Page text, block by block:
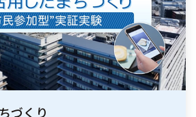
づくり